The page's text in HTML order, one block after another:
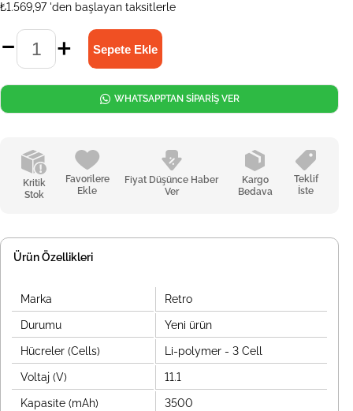
₺1.569,97 'den başlayan taksitlerle
Kritik
Stok
Favorilere
Ekle
Fiyat Düşünce Haber
Ver
Kargo
Bedava
Teklif
İste
WHATSAPPTAN SİPARİŞ VER
Ürün Özellikleri
Marka Retro
Durumu Yeni ürün
Hücreler (Cells) Li-polymer - 3 Cell
Voltaj (V) 11.1
Kapasite (mAh) 3500